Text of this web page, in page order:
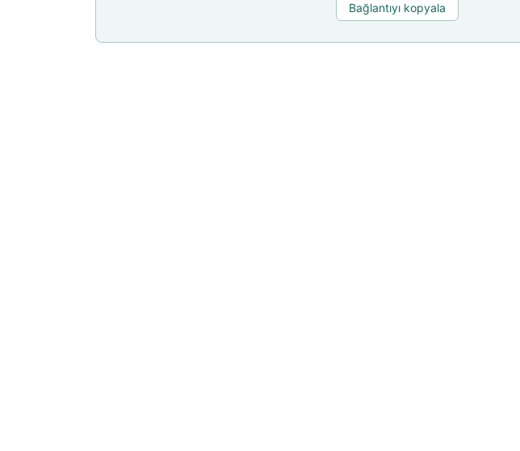
Bağlantıyı kopyala